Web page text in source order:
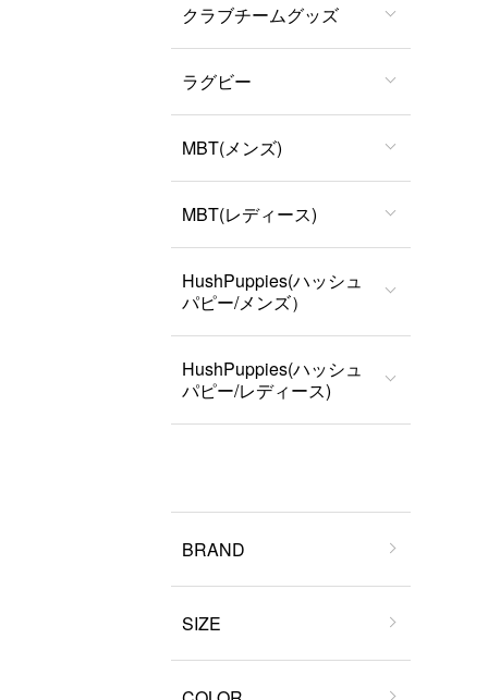
クラブチームグッズ
ラグビー
MBT(メンズ)
MBT(レディース)
HushPuppies(ハッシュ
パピー/メンズ）
HushPuppies(ハッシュ
パピー/レディース)
BRAND
SIZE